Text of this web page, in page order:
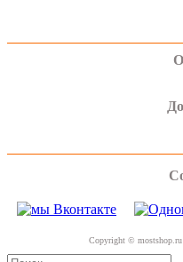
Copyright © mostshop.ru